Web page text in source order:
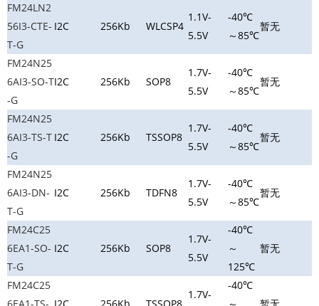
FM24LN2
56I3-CTE-
T-G
I2C 256Kb WLCSP4
1.1V-
5.5V
-40℃
～85℃
暂无
FM24N25
6AI3-SO-T
-G
I2C 256Kb SOP8
1.7V-
5.5V
-40℃
～85℃
暂无
FM24N25
6AI3-TS-T
-G
I2C 256Kb TSSOP8
1.7V-
5.5V
-40℃
～85℃
暂无
FM24N25
6AI3-DN-
T-G
I2C 256Kb TDFN8
1.7V-
5.5V
-40℃
～85℃
暂无
FM24C25
6EA1-SO-
T-G
I2C 256Kb SOP8
1.7V-
5.5V
-40℃
～
125℃
暂无
FM24C25
1.7V-
-40℃